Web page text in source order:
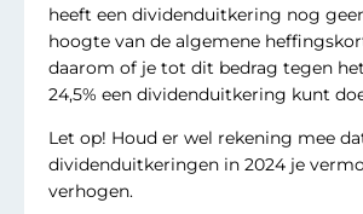
heeft een dividenduitkering nog
hoogte van de algemene
daarom of je tot dit bedrag tegen
24,5% een dividenduitkering kunt
Let op! Houd er wel rekening mee
dividenduitkeringen in 2024 je
verhogen.